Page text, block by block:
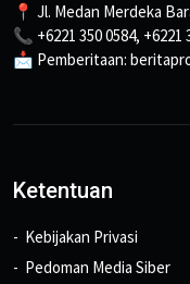
📍 Jl. Medan Merdeka
📞 +6221 350 0584, +6221
📩 Pemberitaan:
Ketentuan
Kebijakan Privasi
Pedoman Media Siber